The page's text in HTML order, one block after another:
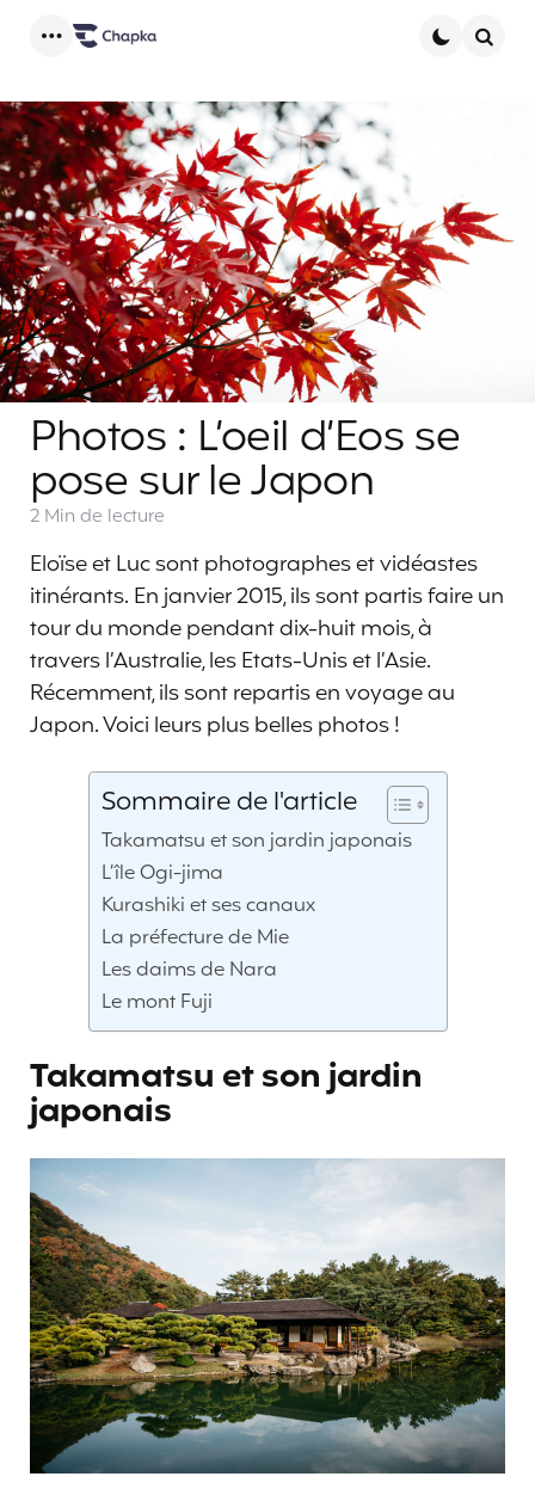
Photos : L’oeil d’Eos se
pose sur le Japon
2 Min de lecture
Eloïse et Luc sont photographes et vidéastes
itinérants. En janvier 2015, ils sont partis faire un
tour du monde pendant dix-huit mois, à
travers l’Australie, les Etats-Unis et l’Asie.
Récemment, ils sont repartis en voyage au
Japon. Voici leurs plus belles photos !
Sommaire de l'article
Takamatsu et son jardin japonais
L’île Ogi-jima
Kurashiki et ses canaux
La préfecture de Mie
Les daims de Nara
Le mont Fuji
Takamatsu et son jardin
japonais